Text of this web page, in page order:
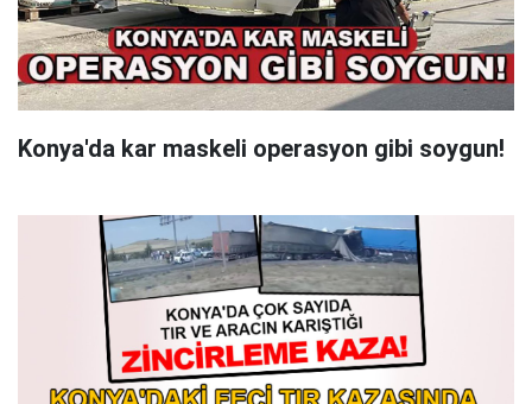
Konya'da kar maskeli operasyon gibi soygun!